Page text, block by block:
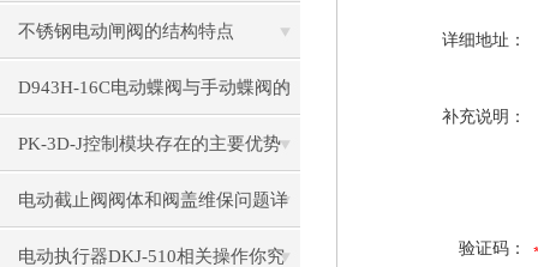
要求
不锈钢电动闸阀的结构特点
D943H-16C电动蝶阀与手动蝶阀的
比较
PK-3D-J控制模块存在的主要优势
电动截止阀阀体和阀盖维保问题详
细介绍
电动执行器DKJ-510相关操作你究
详细地址：
补充说明：
验证码：